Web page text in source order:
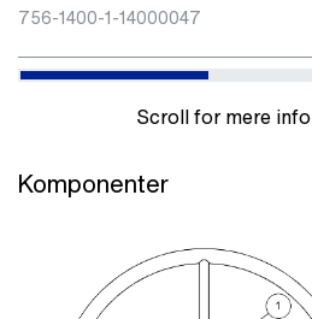
756-1400-1-14000047
Scroll for mere
Komponenter